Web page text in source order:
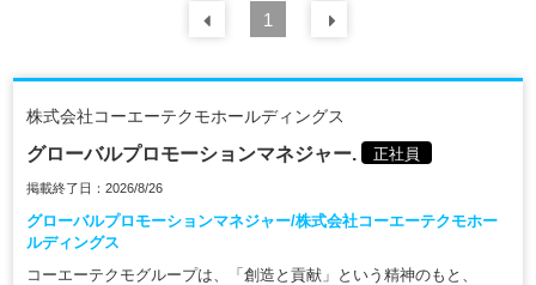
前の 件
1
株式会社コーエーテクモホールディングス
グローバルプロモーションマネジャー. 正社員
掲載終了日：2026/8/26
グローバルプロモーションマネジャー/株式会社コーエーテクモホー
ルディングス
コーエーテクモグループは、「創造と貢献」という精神のもと、